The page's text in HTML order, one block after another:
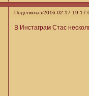
Поделиться2016-02-17
В Инстаграм Стас